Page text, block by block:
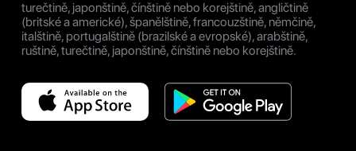
turečtině, japonštině, čínštině nebo korejštině, angličtině
(britské a americké), španělštině, francouzštině, němčině,
italštině, portugalštině (brazilské a evropské), arabštině,
ruštině, turečtině, japonštině, čínštině nebo korejštině.